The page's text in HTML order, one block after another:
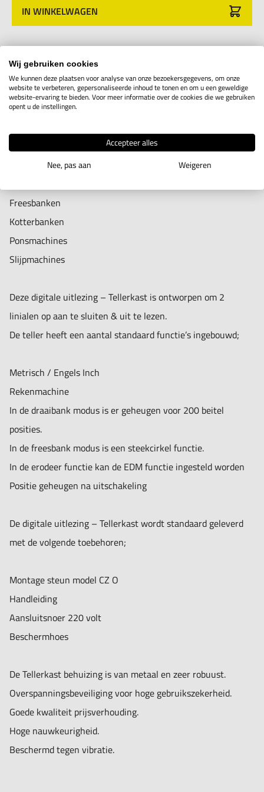
posities.
In de erodeer functie kan de EDM functie ingesteld worden
Positie geheugen na uitschakeling
De digitale uitlezing – Tellerkast wordt standaard geleverd
Montage steun model CZ O
Aansluitsnoer 220 volt
Beschermhoes
De Tellerkast behuizing is van metaal en zeer robuust.
Goede kwaliteit prijsverhouding.
Hoge nauwkeurigheid.
Beschermd tegen vibratie.
IN WINKELWAGEN
Productomschrijving
Deze digitale uitlezing – Teller is uitermate geschikt om
gebruikt te worden op de volgende machines;
Draaibanken
Freesbanken
Kotterbanken
Ponsmachines
Slijpmachines
Deze digitale uitlezing – Tellerkast is ontworpen om 2
linialen op aan te sluiten & uit te lezen.
De teller heeft een aantal standaard functie’s ingebouwd;
Metrisch / Engels Inch
Rekenmachine
In de draaibank modus is er geheugen voor 200 beitel
posities.
In de freesbank modus is een steekcirkel functie.
In de erodeer functie kan de EDM functie ingesteld worden
Positie geheugen na uitschakeling
De digitale uitlezing – Tellerkast wordt standaard geleverd
met de volgende toebehoren;
Montage steun model CZ O
Handleiding
Aansluitsnoer 220 volt
Beschermhoes
De Tellerkast behuizing is van metaal en zeer robuust.
Overspanningsbeveiliging voor hoge gebruikszekerheid.
Goede kwaliteit prijsverhouding.
Hoge nauwkeurigheid.
Beschermd tegen vibratie.
Wij gebruiken cookies
We kunnen deze plaatsen voor analyse van onze bezoekersgegevens, om onze
website te verbeteren, gepersonaliseerde inhoud te tonen en om u een geweldige
website-ervaring te bieden. Voor meer informatie over de cookies die we gebruiken
opent u de instellingen.
Accepteer alles
Nee, pas aan
Weigeren